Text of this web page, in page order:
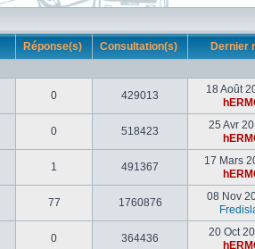
Réponse(s) Consultation(s) Dernier
0 429013
18 Août
0 518423
25 Avr
1 491367
17 Mars
77 1760876
08 Nov
0 364436
20 Oct